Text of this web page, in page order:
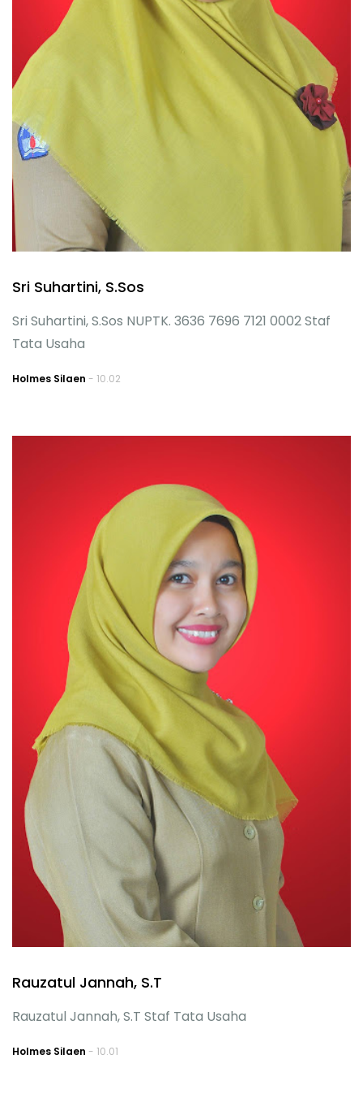
Sri Suhartini, S.Sos
Sri Suhartini, S.Sos NUPTK. 3636 7696 7121 0002 Staf
Tata Usaha
Holmes Silaen - 10.02
Rauzatul Jannah, S.T
Rauzatul Jannah, S.T Staf Tata Usaha
Holmes Silaen - 10.01